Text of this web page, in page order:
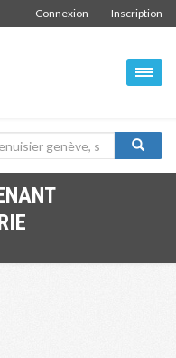
Inscription
Connexion